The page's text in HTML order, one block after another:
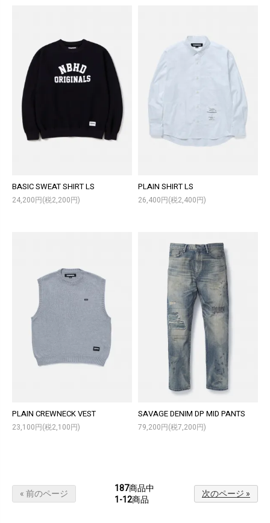
BASIC SWEAT SHIRT LS
24,200円(税2,200円)
PLAIN SHIRT LS
26,400円(税2,400円)
PLAIN CREWNECK VEST
23,100円(税2,100円)
SAVAGE DENIM DP MID PANTS
79,200円(税7,200円)
« 前のページ 187商品中
1-12商品 次のページ »